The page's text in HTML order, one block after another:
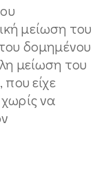
μείωση του
δομημένου
μείωση του
είχε
να